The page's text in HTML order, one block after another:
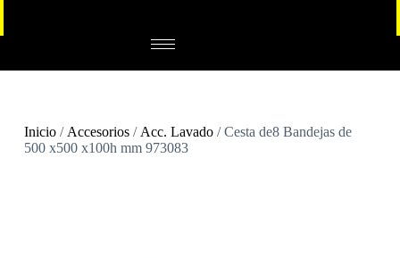
Inicio/ Accesorios/ Acc. Lavado/ Cesta de8 Bandejas de
500 x500 x100h mm 973083